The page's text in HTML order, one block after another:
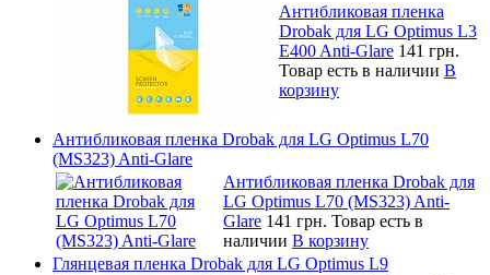
Антибликовая пленка
Drobak для LG Optimus L3
E400 Anti-Glare 141 грн.
Товар есть в наличии В
корзину
Антибликовая пленка Drobak для LG Optimus L70
(MS323) Anti-Glare
Антибликовая пленка Drobak для
LG Optimus L70 (MS323) Anti-
Glare 141 грн. Товар есть в
наличии В корзину
Глянцевая пленка Drobak для LG Optimus L9